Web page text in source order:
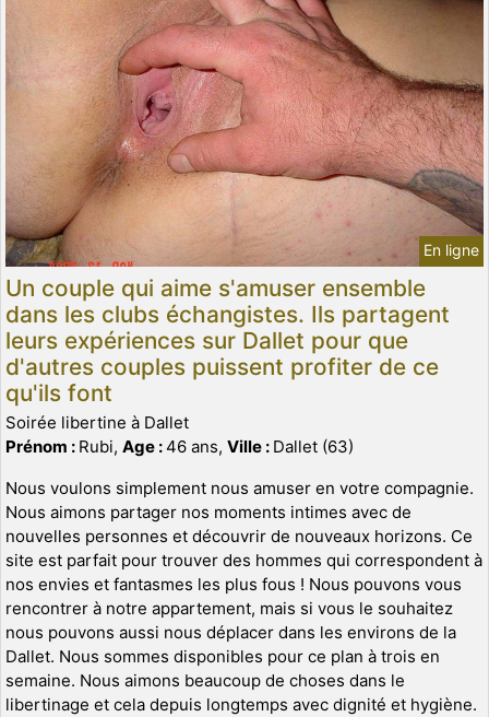
En ligne
Un couple qui aime s'amuser ensemble
dans les clubs échangistes. Ils partagent
leurs expériences sur Dallet pour que
d'autres couples puissent profiter de ce
qu'ils font
Soirée libertine à Dallet
Prénom : Rubi, Age :46 ans, Ville : Dallet (63)
Nous voulons simplement nous amuser en votre compagnie.
Nous aimons partager nos moments intimes avec de
nouvelles personnes et découvrir de nouveaux horizons. Ce
site est parfait pour trouver des hommes qui correspondent à
nos envies et fantasmes les plus fous ! Nous pouvons vous
rencontrer à notre appartement, mais si vous le souhaitez
nous pouvons aussi nous déplacer dans les environs de la
Dallet. Nous sommes disponibles pour ce plan à trois en
semaine. Nous aimons beaucoup de choses dans le
libertinage et cela depuis longtemps avec dignité et hygiène.